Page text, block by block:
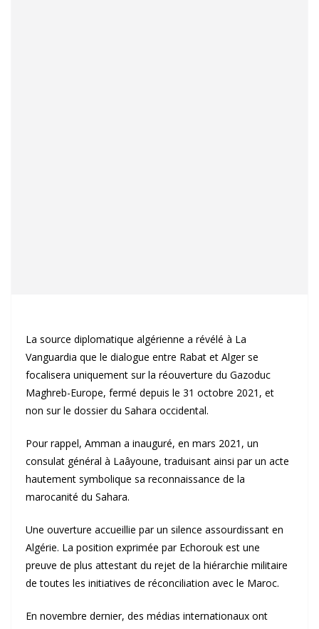
La source diplomatique algérienne a révélé à La
Vanguardia que le dialogue entre Rabat et Alger se
focalisera uniquement sur la réouverture du Gazoduc
Maghreb-Europe, fermé depuis le 31 octobre 2021, et
non sur le dossier du Sahara occidental.
Pour rappel, Amman a inauguré, en mars 2021, un
consulat général à Laâyoune, traduisant ainsi par un acte
hautement symbolique sa reconnaissance de la
marocanité du Sahara.
Une ouverture accueillie par un silence assourdissant en
Algérie. La position exprimée par Echorouk est une
preuve de plus attestant du rejet de la hiérarchie militaire
de toutes les initiatives de réconciliation avec le Maroc.
En novembre dernier, des médias internationaux ont